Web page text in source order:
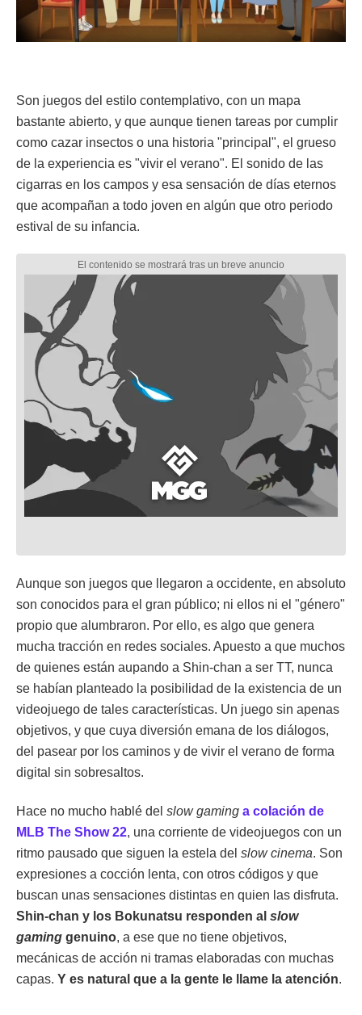
Son juegos del estilo contemplativo, con un mapa
bastante abierto, y que aunque tienen tareas por cumplir
como cazar insectos o una historia "principal", el grueso
de la experiencia es "vivir el verano". El sonido de las
cigarras en los campos y esa sensación de días eternos
que acompañan a todo joven en algún que otro periodo
estival de su infancia.
Aunque son juegos que llegaron a occidente, en absoluto
son conocidos para el gran público; ni ellos ni el "género"
propio que alumbraron. Por ello, es algo que genera
mucha tracción en redes sociales. Apuesto a que muchos
de quienes están aupando a Shin-chan a ser TT, nunca
se habían planteado la posibilidad de la existencia de un
videojuego de tales características. Un juego sin apenas
objetivos, y que cuya diversión emana de los diálogos,
del pasear por los caminos y de vivir el verano de forma
digital sin sobresaltos.
Hace no mucho hablé del slow gaming a colación de
MLB The Show 22, una corriente de videojuegos con un
ritmo pausado que siguen la estela del slow cinema. Son
expresiones a cocción lenta, con otros códigos y que
buscan unas sensaciones distintas en quien las disfruta.
Shin-chan y los Bokunatsu responden al slow
gaming genuino, a ese que no tiene objetivos,
mecánicas de acción ni tramas elaboradas con muchas
capas. Y es natural que a la gente le llame la atención.